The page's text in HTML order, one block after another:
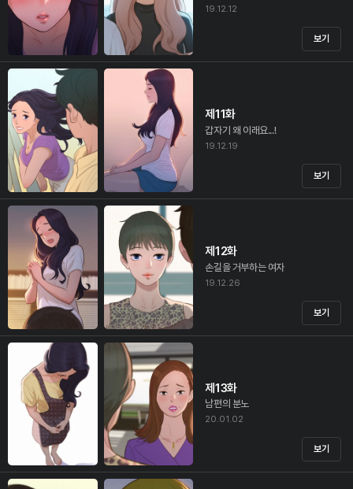
19.12.12
보기
제11화
갑자기 왜 이래요...!
19.12.19
보기
제12화
손길을 거부하는 여자
19.12.26
보기
제13화
남편의 분노
20.01.02
보기